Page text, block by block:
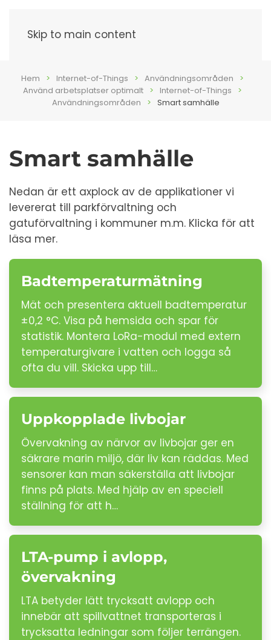
Skip to main content
Hem Internet-of-Things
Användningsområden
Använd arbetsplatser optimalt
Internet-of-Things
Användningsområden
Smart samhälle
Smart samhälle
Nedan är ett axplock av de applikationer vi
levererat till parkförvaltning och
gatuförvaltning i kommuner m.m. Klicka för att
läsa mer.
Badtemperaturmätning
Mät och presentera aktuell badtemperatur
±0,2 °C. Visa på hemsida och spar för
statistik. Montera LoRa-modul med extern
temperaturgivare i vatten och logga så
ofta du vill. Skicka upp till…
Uppkopplade livbojar
Övervakning av närvor av livbojar ger en
säkrare marin miljö, där liv kan räddas. Med
sensorer kan man säkerställa att livbojar
finns på plats. Med hjälp av en speciell
ställning för att h…
LTA-pump i avlopp,
övervakning
LTA betyder lätt trycksatt avlopp och
innebär att spillvattnet transporteras i
trycksatta ledningar som följer terrängen.